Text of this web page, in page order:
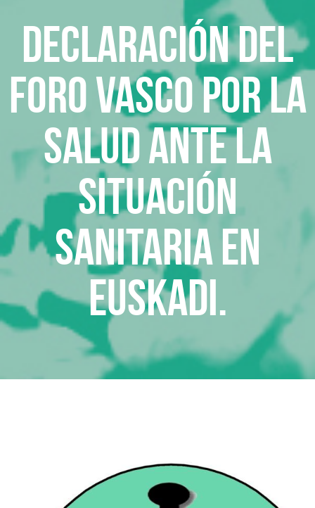
DECLARACIÓN DEL
FORO VASCO POR LA
SALUD ANTE LA
SITUACIÓN
SANITARIA EN
EUSKADI.